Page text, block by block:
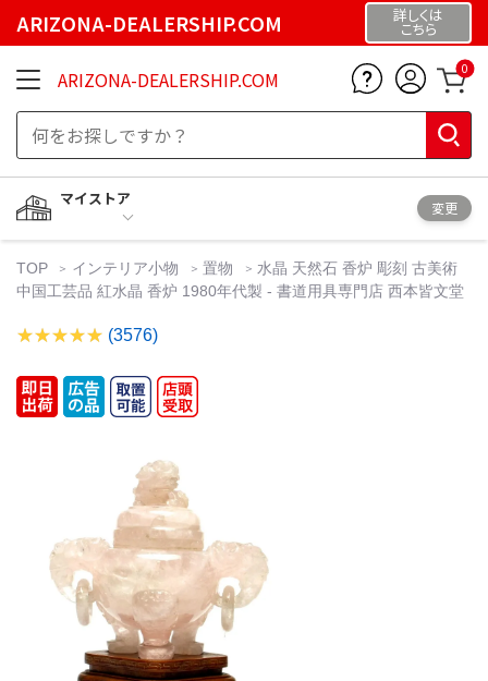
ARIZONA-DEALERSHIP.COM 詳しくは
こちら
ARIZONA-DEALERSHIP.COM 0
マイストア
変更
TOP インテリア小物 置物
水晶 天然石 香炉 彫刻 古美術
中国工芸品 紅水晶 香炉 1980年代製 - 書道用具専門店 西本皆文堂
(3576)